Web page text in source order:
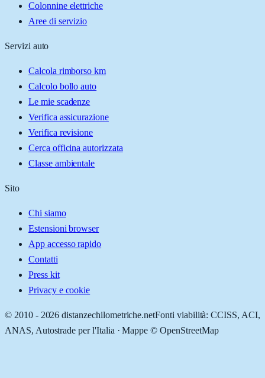
Colonnine elettriche
Aree di servizio
Servizi auto
Calcola rimborso km
Calcolo bollo auto
Le mie scadenze
Verifica assicurazione
Verifica revisione
Cerca officina autorizzata
Classe ambientale
Sito
Chi siamo
Estensioni browser
App accesso rapido
Contatti
Press kit
Privacy e cookie
© 2010 - 2026 distanzechilometriche.netFonti viabilità: CCISS, ACI,
ANAS, Autostrade per l'Italia · Mappe © OpenStreetMap